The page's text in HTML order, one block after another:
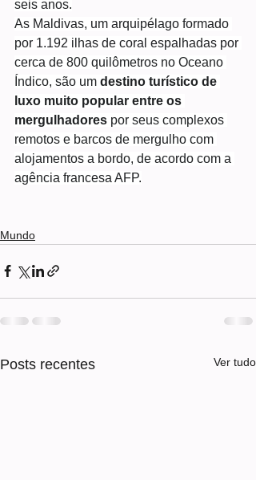
seis anos.
As Maldivas, um arquipélago formado
por 1.192 ilhas de coral espalhadas por
cerca de 800 quilômetros no Oceano
Índico, são um destino turístico de
luxo muito popular entre os
mergulhadores por seus complexos
remotos e barcos de mergulho com
alojamentos a bordo, de acordo com a
agência francesa AFP.
Mundo
Posts recentes Ver tudo